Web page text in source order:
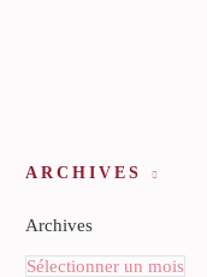
ARCHIVES
Archives
Sélectionner un mois